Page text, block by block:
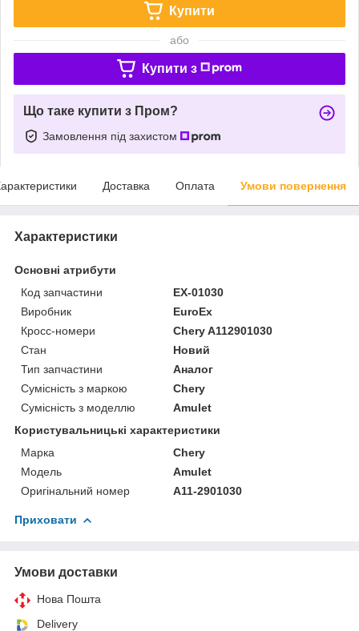
Купити
або
Купити з
Що таке купити з Пром?
Замовлення під захистом
Доставка Оплата Умови повернення
Характеристики
Основні атрибути
Код запчастини
EX-01030
Виробник
EuroEx
Кросс-номери
Chery A112901030
Стан
Новий
Тип запчастини
Аналог
Сумісність з маркою
Chery
Сумісність з моделлю
Amulet
Користувальницькі характеристики
Марка
Chery
Мoдель
Amulet
Оригінальний номер
A11-2901030
Приховати
Умови доставки
Нова Пошта
Delivery